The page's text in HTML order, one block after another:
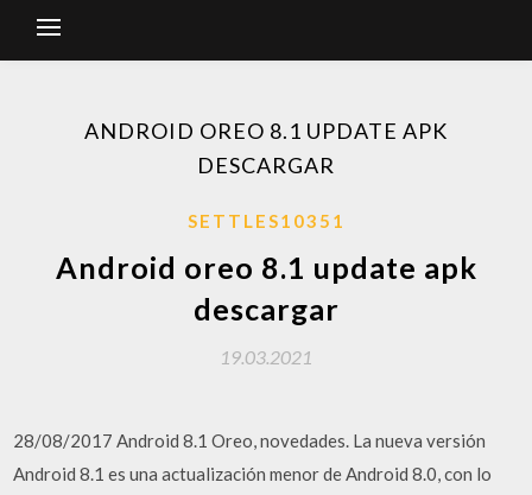
ANDROID OREO 8.1 UPDATE APK
DESCARGAR
SETTLES10351
Android oreo 8.1 update apk
descargar
19.03.2021
28/08/2017 Android 8.1 Oreo, novedades. La nueva versión
Android 8.1 es una actualización menor de Android 8.0, con lo